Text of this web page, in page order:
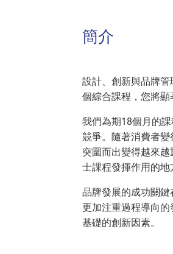
簡介
設計、創新與品牌
個綜合課程，您將顯
我們為期18個月的
競爭。隨著消費者
突圍而出變得越來
士課程發揮作用的地
品牌發展的成功關
更加注重過程導向
基礎的創新因素。